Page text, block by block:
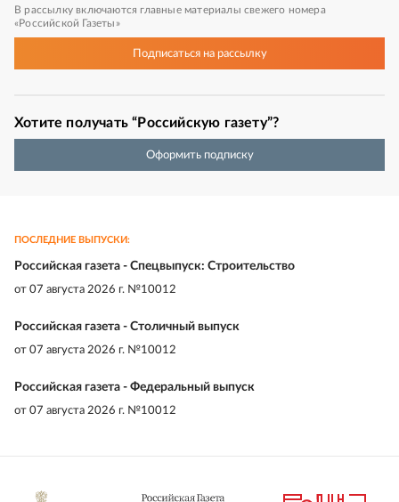
В рассылку включаются главные материалы свежего номера
«Российской Газеты»
Подписатьсяна рассылку
Хотите получать “Российскую газету”?
Оформить подписку
ПОСЛЕДНИЕ ВЫПУСКИ:
Российская газета - Спецвыпуск: Строительство
от 07 августа 2026 г. №10012
Российская газета - Столичный выпуск
от 07 августа 2026 г. №10012
Российская газета - Федеральный выпуск
от 07 августа 2026 г. №10012